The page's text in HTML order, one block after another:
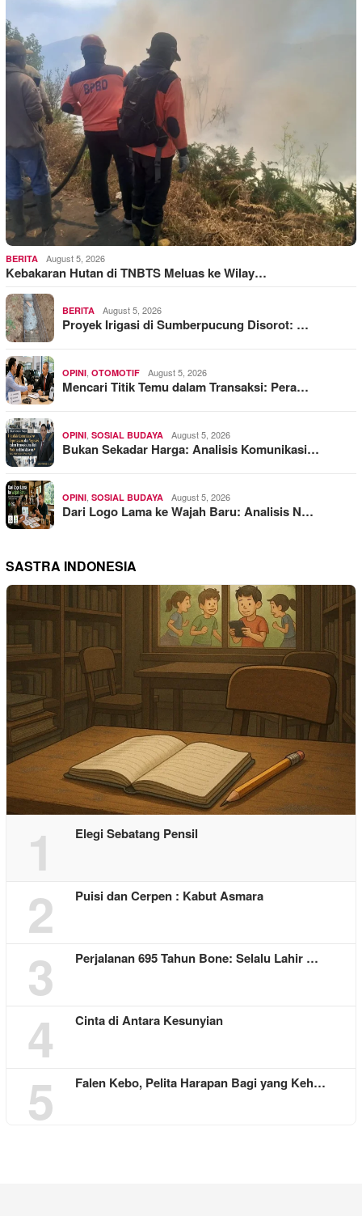
BERITA August 5, 2026
Kebakaran Hutan di TNBTS Meluas ke Wilay…
BERITA August 5, 2026
Proyek Irigasi di Sumberpucung Disorot: …
OPINI OTOMOTIF August 5, 2026
Mencari Titik Temu dalam Transaksi: Pera…
OPINI SOSIAL BUDAYA August 5, 2026
Bukan Sekadar Harga: Analisis Komunikasi…
OPINI SOSIAL BUDAYA August 5, 2026
Dari Logo Lama ke Wajah Baru: Analisis N…
SASTRA INDONESIA
1 Elegi Sebatang Pensil
2 Puisi dan Cerpen : Kabut Asmara
3 Perjalanan 695 Tahun Bone: Selalu Lahir …
4 Cinta di Antara Kesunyian
5 Falen Kebo, Pelita Harapan Bagi yang Keh…